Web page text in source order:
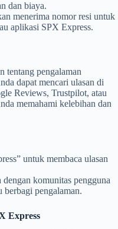
dan biaya.
menerima nomor resi untuk
aplikasi SPX Express.
tentang pengalaman
dapat mencari ulasan di
Reviews, Trustpilot, atau
memahami kelebihan dan
untuk membaca ulasan
komunitas pengguna
berbagi pengalaman.
Express